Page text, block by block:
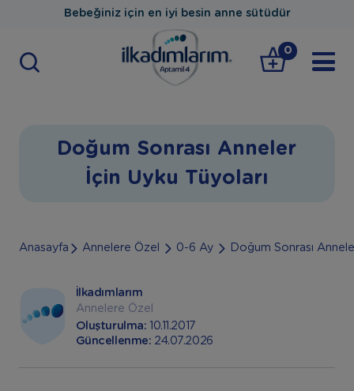
Bebeğiniz için en iyi besin anne sütüdür
0
Doğum Sonrası Anneler
İçin Uyku Tüyoları
Anasayfa Annelere Özel 0-6 Ay Doğum Sonrası
İlkadımlarım
Annelere Özel
Oluşturulma:
10.11.2017
Güncellenme: 24.07.2026